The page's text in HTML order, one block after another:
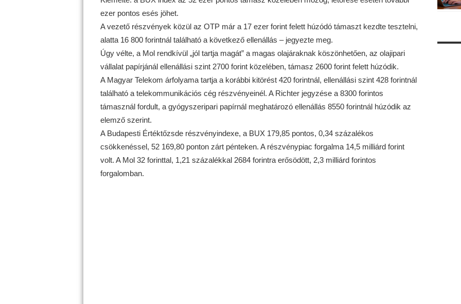
ezer pontos esés jöhet.
A vezető részvények közül az OTP már a 17 ezer forint felett húzódó támaszt kezdte tesztelni,
alatta 16 800 forintnál található a következő ellenállás – jegyezte meg.
Úgy vélte, a Mol rendkívül „jól tartja magát” a magas olajáraknak köszönhetően, az olajipari
vállalat papírjánál ellenállási szint 2700 forint közelében, támasz 2600 forint felett húzódik.
A Magyar Telekom árfolyama tartja a korábbi kitörést 420 forintnál, ellenállási szint 428 forintnál
található a telekommunikációs cég részvényeinél. A Richter jegyzése a 8300 forintos
támasznál fordult, a gyógyszeripari papírnál meghatározó ellenállás 8550 forintnál húzódik az
elemző szerint.
A Budapesti Értéktőzsde részvényindexe, a BUX 179,85 pontos, 0,34 százalékos
csökkenéssel, 52 169,80 ponton zárt pénteken. A részvénypiac forgalma 14,5 milliárd forint
volt. A Mol 32 forinttal, 1,21 százalékkal 2684 forintra erősödött, 2,3 milliárd forintos
forgalomban.